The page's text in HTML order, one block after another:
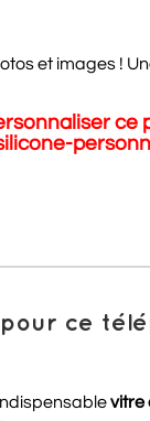
et images !
ce
ce
vitre